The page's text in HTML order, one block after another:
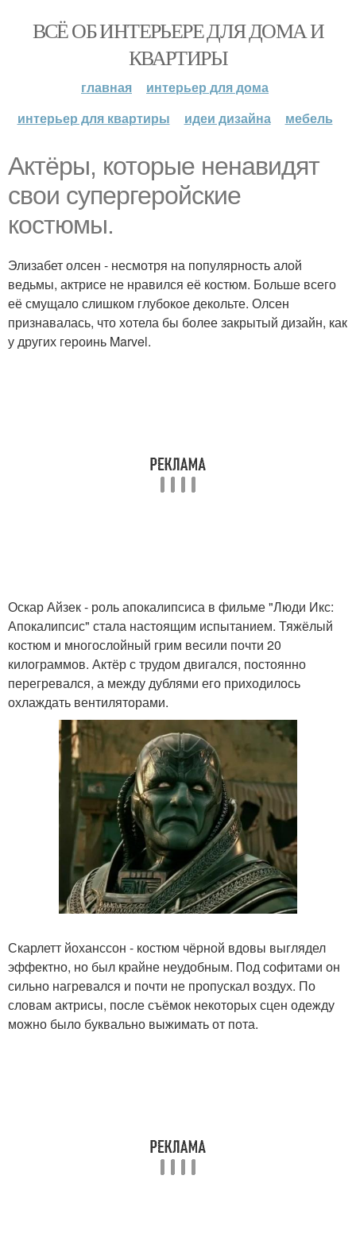
ВСЁ ОБ ИНТЕРЬЕРЕ ДЛЯ ДОМА И
КВАРТИРЫ
главная
интерьер для дома
интерьер для квартиры
идеи дизайна мебель
Актёры, которые ненавидят
свои супергеройские
костюмы.
Элизабет олсен - несмотря на популярность алой
ведьмы, актрисе не нравился её костюм. Больше всего
её смущало слишком глубокое декольте. Олсен
признавалась, что хотела бы более закрытый дизайн, как
у других героинь Marvel.
Оскар Айзек - роль апокалипсиса в фильме "Люди Икс:
Апокалипсис" стала настоящим испытанием. Тяжёлый
костюм и многослойный грим весили почти 20
килограммов. Актёр с трудом двигался, постоянно
перегревался, а между дублями его приходилось
охлаждать вентиляторами.
Скарлетт йоханссон - костюм чёрной вдовы выглядел
эффектно, но был крайне неудобным. Под софитами он
сильно нагревался и почти не пропускал воздух. По
словам актрисы, после съёмок некоторых сцен одежду
можно было буквально выжимать от пота.